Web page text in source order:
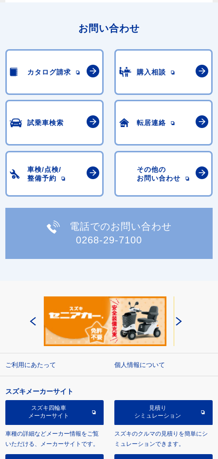
お問い合わせ
カタログ請求 購入相談
試乗車検索 転居連絡
車検/点検/
整備予約
その他の
お問い合わせ
電話でのお問い合わせ
0268-29-7100
ご利用にあたって 個人情報について
スズキメーカーサイト
スズキ四輪車
メーカーサイト
車種の詳細などメーカー情報をご覧
いただける、メーカーサイトです。
見積り
シミュレーション
スズキのクルマの見積りを簡単にシ
ミュレーションできます。